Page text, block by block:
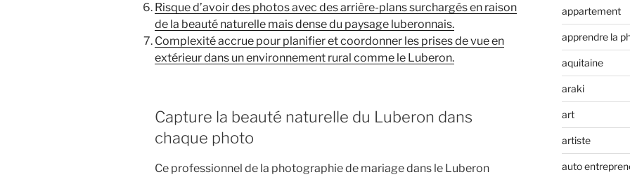
Risque d’avoir des photos avec des arrière-plans surchargés en raison
de la beauté naturelle mais dense du paysage luberonnais.
Complexité accrue pour planifier et coordonner les prises de vue en
extérieur dans un environnement rural comme le Luberon.
Capture la beauté naturelle du Luberon dans
chaque photo
Ce professionnel de la photographie de mariage dans le Luberon
appartement
apprendre la
aquitaine
araki
art
artiste
auto